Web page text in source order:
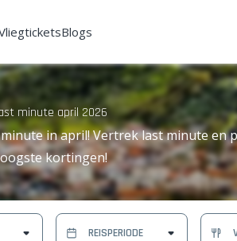
Blogs
minute april 2026
in april! Vertrek last minute en
kortingen!